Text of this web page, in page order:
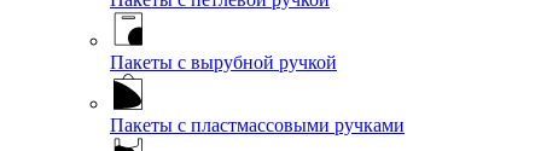
Пакеты с вырубной ручкой
Пакеты с пластмассовыми ручками